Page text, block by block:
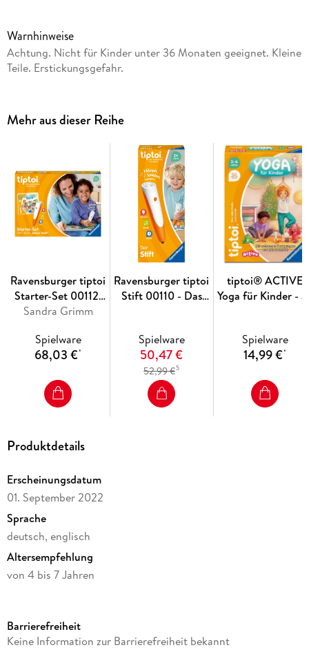
umfasst Bücher und Spiele mit den wichtigsten Lern- und
Wissensthemen für Kinder ab 2 Jahren. Die zugehörigen
Audiodateien lädt man einfach, sicher und schnell über den
tiptoi Manager oder die optional erhältliche Ladestation auf
Warnhinweise
Achtung. Nicht für Kinder unter 36 Monaten geeignet. Kleine
Teile. Erstickungsgefahr.
Mehr aus dieser Reihe
Ravensburger tiptoi
Starter-Set 00112:
Stift und Bilderbuch
Entdecken Meine
Welt - Lernsystem
Jahren
Sandra Grimm
Spielware
68,03 €*
Ravensburger tiptoi
Stift 00110 - Das
Lernspielzeug für
Kinder ab 2 Jahren -
Der Stift
Spielware
50,47 €
52,99 €5
tiptoi® ACTIVE
Yoga für Kinder -
Spielware
14,99 €*
Produktdetails
Erscheinungsdatum
01. September 2022
Sprache
deutsch, englisch
Altersempfehlung
von 4 bis 7 Jahren
Verlag/Hersteller
Barrierefreiheit
Keine Information zur Barrierefreiheit bekannt